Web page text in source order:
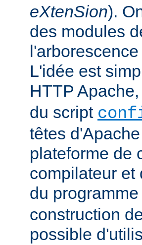
eXtenSion).
des modules
L'idée est
HTTP
du script
têtes
plateforme de
compilateur et
du programme
construction
possible